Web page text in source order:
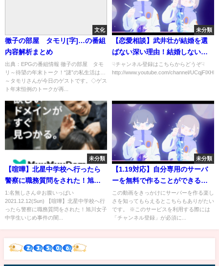
文化
徹子の部屋 タモリ[字]…の番組
内容解析まとめ
出典：EPGの番組情報 徹子の部屋 タモ
リ～待望の年末トーク！“謎”の私生活は…
～タモリさんが今日のゲストです。◇ゲス
ト年末恒例のトークが再...
未分類
【恋愛相談】武井壮が結婚を選
ばない深い理由！結婚しない生
き方もある
☟チャンネル登録はこちらからどうぞ☟
http://www.youtube.com/channel/
未分類
【喧嘩】北星中学校へ行ったら
警察に職務質問をされた！旭川
女子中学生いじめ事件の闇に迫
る！逃げる教頭！
1:名無しさん＠お腹いっぱい
2021.12.12(Sun) 【喧嘩】北星中学校へ行
ったら警察に職務質問をされた！旭川女子
中学生いじめ事件の闇...
未分類
【1.19対応】自分専用のサーバ
ーを無料で作ることができるサ
ービス「PlayerWorldv4」を紹
介！「統合版とJava版クロスプ
レイ可能」１秒で作れちゃうサ
#ZSHARE
この動画をきっかけにサーバーを作る楽し
さを知ってもらえるとこちらもありがたい
です。 ※このサービスを利用する際には
「チャンネル登録」が必須に...